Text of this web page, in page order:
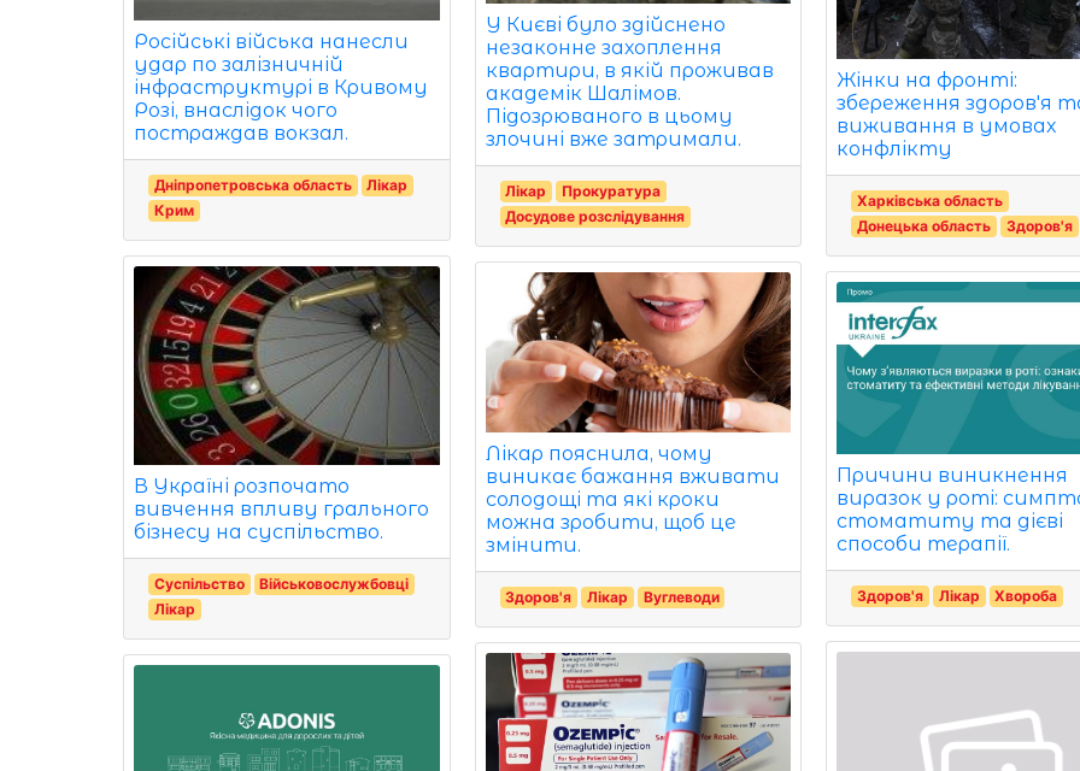
Російські війська нанесли
удар по залізничній
інфраструктурі в Кривому
Розі, внаслідок чого
постраждав вокзал.
Дніпропетровська область
Лікар
Крим
В Україні розпочато
вивчення впливу грального
бізнесу на суспільство.
Суспільство
Військовослужбовці
Лікар
У Києві було здійснено
незаконне захоплення
квартири, в якій проживав
академік Шалімов.
Підозрюваного в цьому
злочині вже затримали.
Лікар
Прокуратура
Досудове розслідування
Лікар пояснила, чому
виникає бажання вживати
солодощі та які кроки
можна зробити, щоб це
змінити.
Здоров'я Лікар Вуглеводи
Жінки на фронті:
збереження здоров'я
виживання в умовах
конфлікту
Харківська область
Донецька область
Здоров'я
Причини виникнення
виразок у роті:
стоматиту та дієві
способи терапії.
Здоров'я Лікар Хвороба